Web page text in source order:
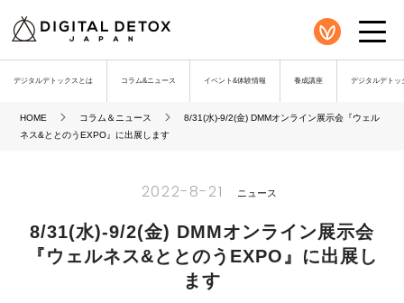
デジタルデトックスとは コラム&ニュース イベント&体験情報 養成講座 デジタルデトッ
HOME コラム＆ニュース
8/31(水)-9/2(金) DMMオンライン展示会『ウェル
ネス&ととのうEXPO』に出展します
2022-8-21 ニュース
8/31(水)-9/2(金) DMMオンライン展示会
『ウェルネス&ととのうEXPO』に出展し
ます